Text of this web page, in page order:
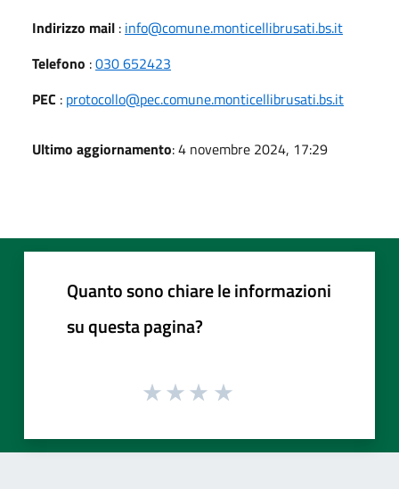
Indirizzo mail : info@comune.monticellibrusati.bs.it
Telefono :030 652423
PEC : protocollo@pec.comune.monticellibrusati.bs.it
Ultimo aggiornamento: 4 novembre 2024, 17:29
Quanto sono chiare le informazioni
su questa pagina?